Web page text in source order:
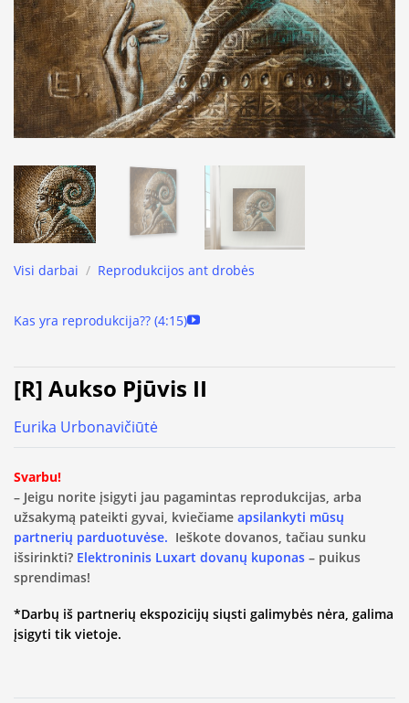
Visi darbai / Reprodukcijos ant drobės
Kas yra reprodukcija?? (4:15)
[R] Aukso Pjūvis II
Eurika Urbonavičiūtė
Svarbu!
– Jeigu norite įsigyti jau pagamintas reprodukcijas, arba
užsakymą pateikti gyvai, kviečiame apsilankyti mūsų
partnerių parduotuvėse. Ieškote dovanos, tačiau sunku
išsirinkti? Elektroninis Luxart dovanų kuponas – puikus
sprendimas!
*Darbų iš partnerių ekspozicijų siųsti galimybės nėra, galima
įsigyti tik vietoje.